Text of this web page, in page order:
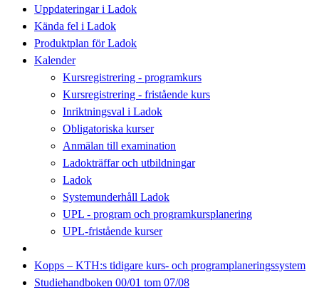
Uppdateringar i Ladok
Kända fel i Ladok
Produktplan för Ladok
Kalender
Kursregistrering - programkurs
Kursregistrering - fristående kurs
Inriktningsval i Ladok
Obligatoriska kurser
Anmälan till examination
Ladokträffar och utbildningar
Ladok
Systemunderhåll Ladok
UPL - program och programkursplanering
UPL-fristående kurser
Kopps – KTH:s tidigare kurs- och programplaneringssystem
Studiehandboken 00/01 tom 07/08